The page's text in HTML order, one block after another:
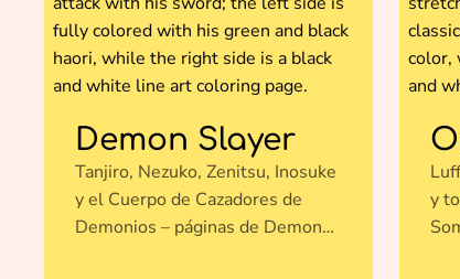
Demon Slayer
Tanjiro, Nezuko, Zenitsu, Inosuke
y el Cuerpo de Cazadores de
Demonios – páginas de Demon
y